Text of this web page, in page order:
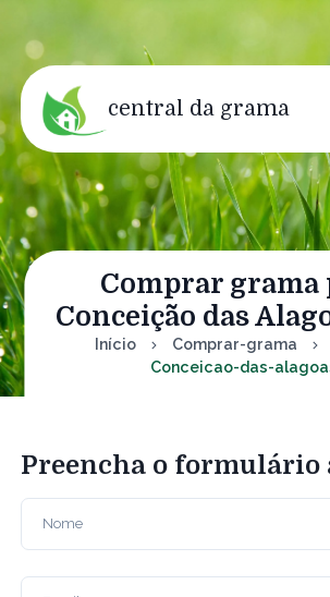
central da grama
Comprar grama
Conceição das
Início Comprar-grama
Conceicao-das-
Preencha o formulário